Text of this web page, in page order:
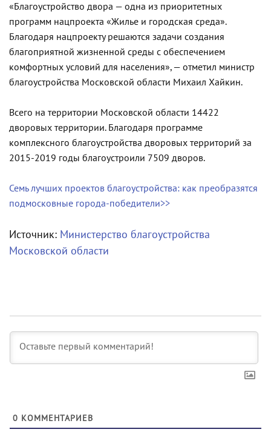
«Благоустройство двора — одна из приоритетных
программ нацпроекта «Жилье и городская среда».
Благодаря нацпроекту решаются задачи создания
благоприятной жизненной среды с обеспечением
комфортных условий для населения», — отметил министр
благоустройства Московской области Михаил Хайкин.
Всего на территории Московской области 14422
дворовых территории. Благодаря программе
комплексного благоустройства дворовых территорий за
2015-2019 годы благоустроили 7509 дворов.
Семь лучших проектов благоустройства: как преобразятся
подмосковные города-победители>>
Источник: Министерство благоустройства
Московской области
0 КОММЕНТАРИЕВ